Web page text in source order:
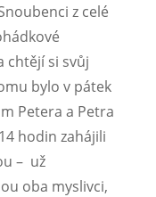
z celé
chtějí si svůj
bylo v pátek
Petera a Petra
hodin zahájili
– už
oba myslivci,